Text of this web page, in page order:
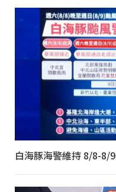
白海豚海警維持 8/8-8/